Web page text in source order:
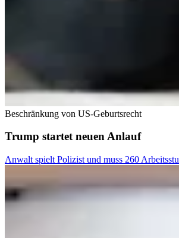
Beschränkung von US-Geburtsrecht
Trump startet neuen Anlauf
Anwalt spielt Polizist und muss 260